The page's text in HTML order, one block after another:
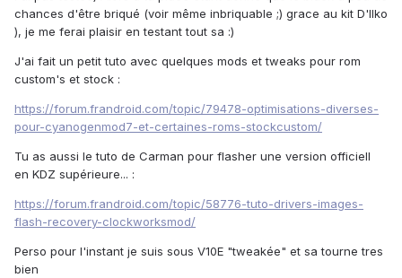
chances d'être briqué (voir même inbriquable ;) grace au kit D'Ilko
), je me ferai plaisir en testant tout sa :)
J'ai fait un petit tuto avec quelques mods et tweaks pour rom
custom's et stock :
https://forum.frandroid.com/topic/79478-optimisations-diverses-
pour-cyanogenmod7-et-certaines-roms-stockcustom/
Tu as aussi le tuto de Carman pour flasher une version officiell
en KDZ supérieure... :
https://forum.frandroid.com/topic/58776-tuto-drivers-images-
flash-recovery-clockworksmod/
Perso pour l'instant je suis sous V10E "tweakée" et sa tourne tres
bien